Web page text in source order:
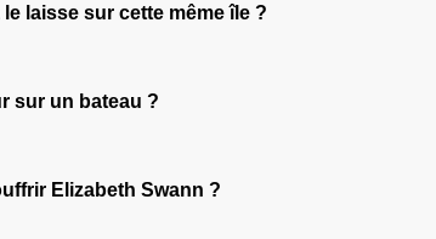
laisse sur cette même île ?
sur un bateau ?
Elizabeth Swann ?